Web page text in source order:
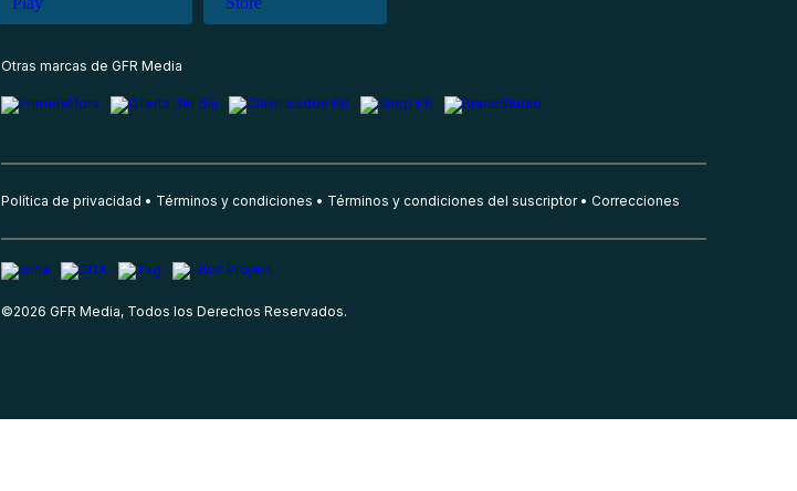
Otras marcas de GFR Media
Política de privacidad Términos y condiciones Términos y condiciones del suscriptor Correcciones
©2026 GFR Media, Todos los Derechos Reservados.